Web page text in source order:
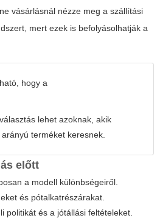
vásárlásnál nézze meg a szállítási
mert ezek is befolyásolhatják a
hogy a
lehet azoknak, akik
terméket keresnek.
előtt
a modell különbségeiről.
és pótalkatrészárakat.
politikát és a jótállási feltételeket.